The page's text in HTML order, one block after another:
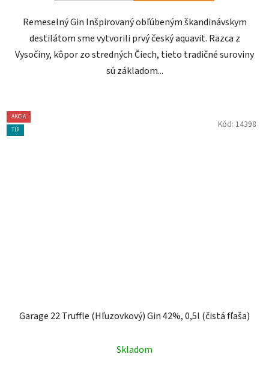
Remeselný Gin Inšpirovaný obľúbeným škandinávskym
destilátom sme vytvorili prvý český aquavit. Razca z
Vysočiny, kôpor zo stredných Čiech, tieto tradičné suroviny
sú základom...
AKCIA
TIP
Garage 22 Truffle (Hľuzovkový) Gin 42%, 0,5l (čistá fľaša)
Skladom
Kód: 14398